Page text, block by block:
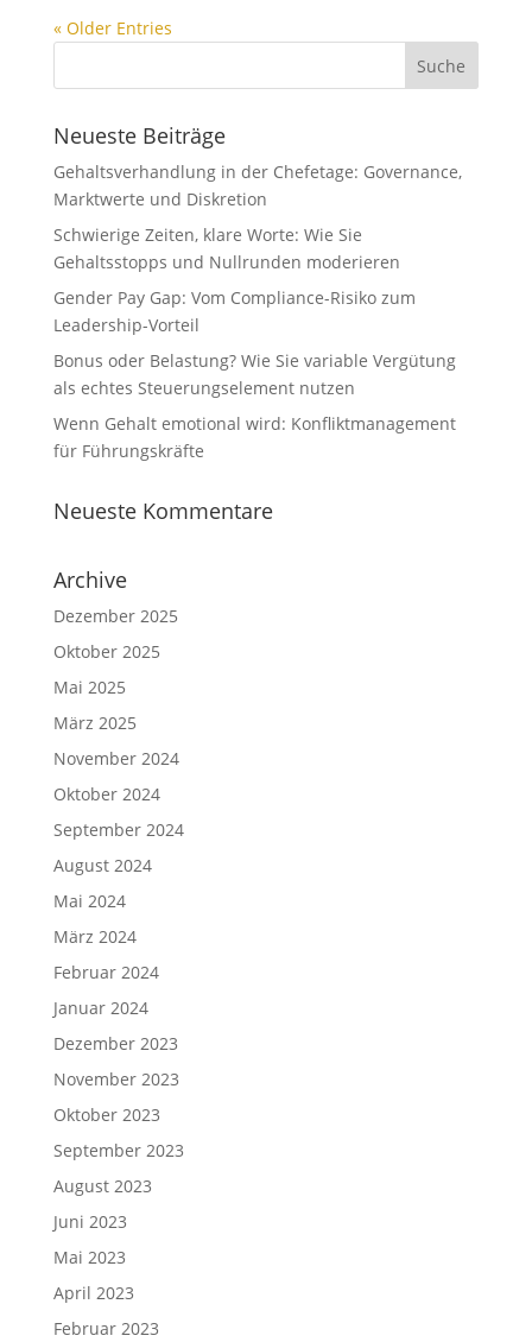
« Older Entries
Neueste Beiträge
Gehaltsverhandlung in der Chefetage: Governance,
Marktwerte und Diskretion
Schwierige Zeiten, klare Worte: Wie Sie
Gehaltsstopps und Nullrunden moderieren
Gender Pay Gap: Vom Compliance-Risiko zum
Leadership-Vorteil
Bonus oder Belastung? Wie Sie variable Vergütung
als echtes Steuerungselement nutzen
Wenn Gehalt emotional wird: Konfliktmanagement
für Führungskräfte
Neueste Kommentare
Archive
Dezember 2025
Oktober 2025
Mai 2025
März 2025
November 2024
Oktober 2024
September 2024
August 2024
Mai 2024
März 2024
Februar 2024
Januar 2024
Dezember 2023
November 2023
Oktober 2023
September 2023
August 2023
Juni 2023
Mai 2023
April 2023
Februar 2023